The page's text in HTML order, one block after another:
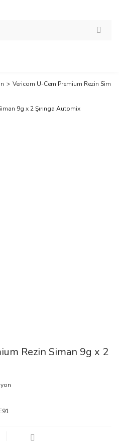
Vericom U-Cem Premium Rezin
Rezin Siman 9g x 2